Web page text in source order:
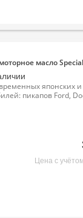
масло
японских
пикапов Ford,
Цена с